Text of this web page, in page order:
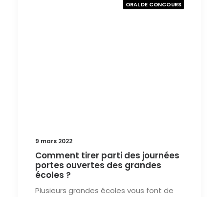
ORAL DE CONCOURS
9 mars 2022
Comment tirer parti des journées
portes ouvertes des grandes
écoles ?
Plusieurs grandes écoles vous font de